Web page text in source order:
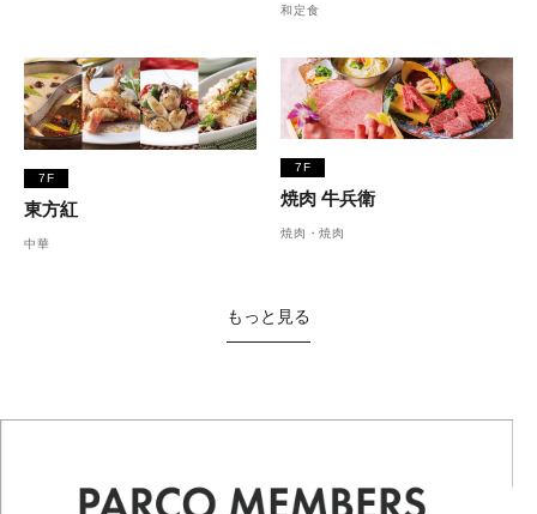
和定食
7F
東方紅
中華
7F
焼肉 牛兵衛
焼肉・焼肉
もっと見る